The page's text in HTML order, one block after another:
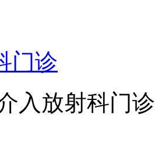
门诊
入放射科门